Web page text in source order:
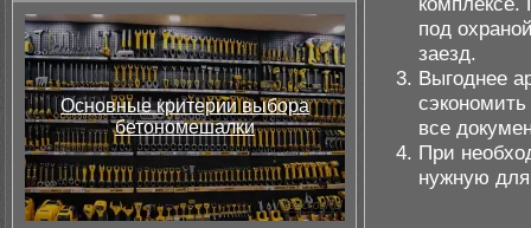
Основные критерии выбора
бетономешалки
под
заезд.
Выгоднее
все
При
нужную для